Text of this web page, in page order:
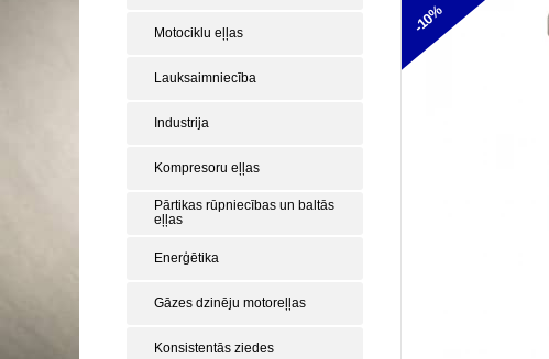
Motociklu eļļas
Lauksaimniecība
Industrija
Kompresoru eļļas
Pārtikas rūpniecības un baltās
eļļas
Enerģētika
Gāzes dzinēju motoreļļas
Konsistentās ziedes
-10%